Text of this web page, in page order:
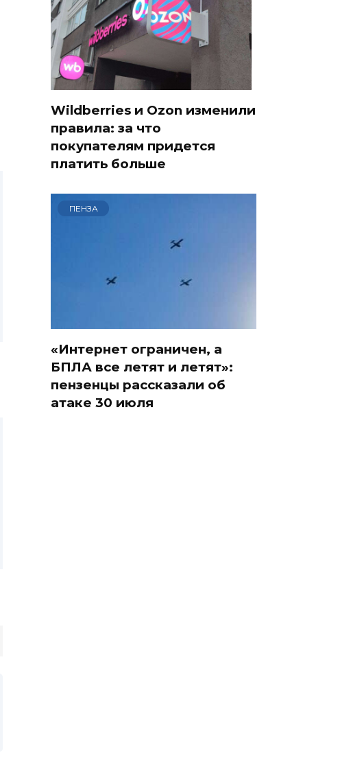
Wildberries и Ozon изменили
правила: за что
покупателям придется
платить больше
ПЕНЗА
«Интернет ограничен, а
БПЛА все летят и летят»:
пензенцы рассказали об
атаке 30 июля